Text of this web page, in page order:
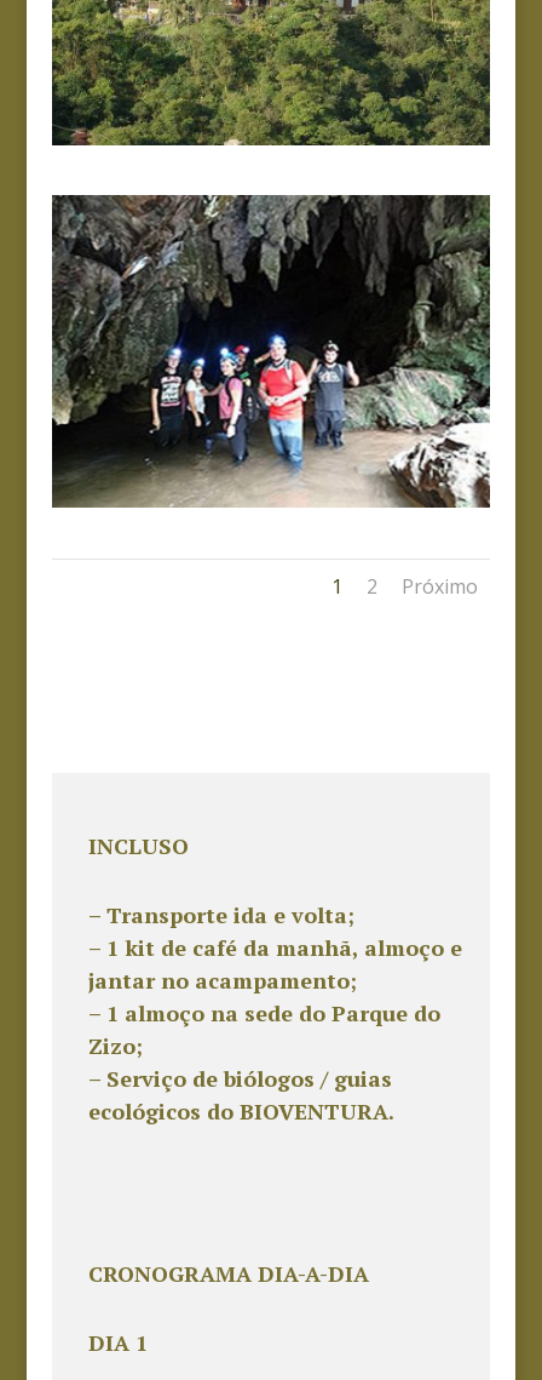
1 2 Próximo
INCLUSO
– Transporte ida e volta;
– 1 kit de café da manhã, almoço e
jantar no acampamento;
– 1 almoço na sede do Parque do
Zizo;
– Serviço de biólogos / guias
ecológicos do BIOVENTURA.
CRONOGRAMA DIA-A-DIA
DIA 1